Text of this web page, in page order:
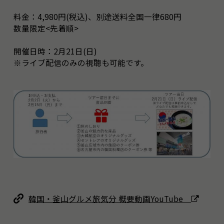
料金：4,980円(税込)、別途送料全国一律680円
数量限定<先着順>
開催日時：2月21日(日)
※ライブ配信のみの視聴も可能です。
韓国・釜山グルメ旅気分 概要動画YouTube